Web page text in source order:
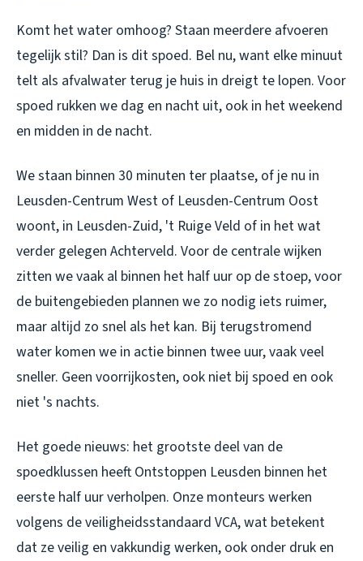
Komt het water omhoog? Staan meerdere afvoeren
tegelijk stil? Dan is dit spoed. Bel nu, want elke minuut
telt als afvalwater terug je huis in dreigt te lopen. Voor
spoed rukken we dag en nacht uit, ook in het weekend
en midden in de nacht.
We staan binnen 30 minuten ter plaatse, of je nu in
Leusden-Centrum West of Leusden-Centrum Oost
woont, in Leusden-Zuid, 't Ruige Veld of in het wat
verder gelegen Achterveld. Voor de centrale wijken
zitten we vaak al binnen het half uur op de stoep, voor
de buitengebieden plannen we zo nodig iets ruimer,
maar altijd zo snel als het kan. Bij terugstromend
water komen we in actie binnen twee uur, vaak veel
sneller. Geen voorrijkosten, ook niet bij spoed en ook
niet 's nachts.
Het goede nieuws: het grootste deel van de
spoedklussen heeft Ontstoppen Leusden binnen het
eerste half uur verholpen. Onze monteurs werken
volgens de veiligheidsstandaard VCA, wat betekent
dat ze veilig en vakkundig werken, ook onder druk en